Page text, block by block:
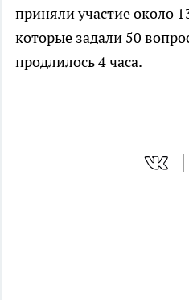
приняли участие около
которые задали 50
продлилось 4 часа.